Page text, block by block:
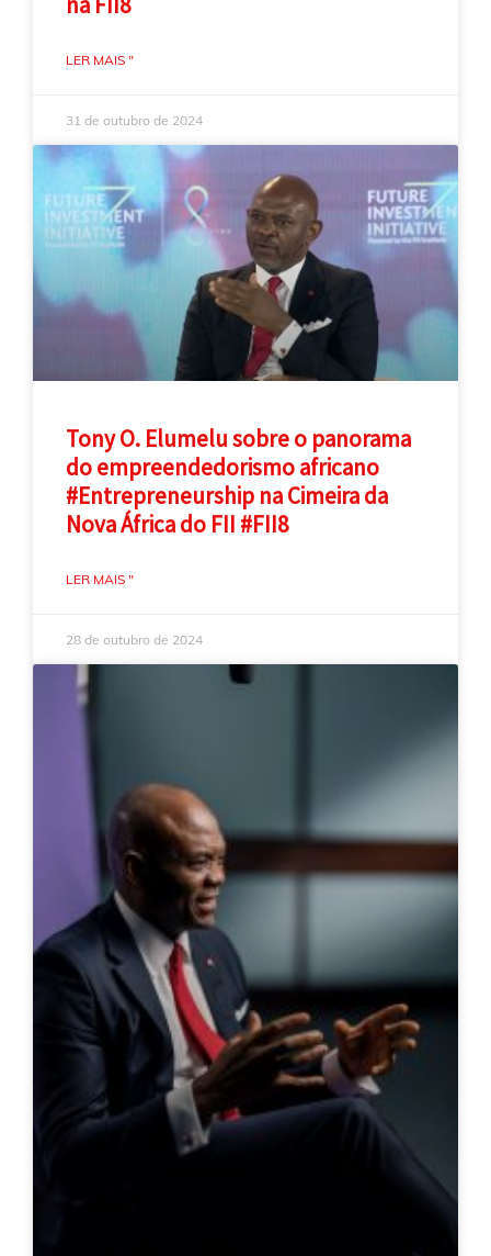
LER MAIS "
31 de outubro de 2024
Tony O. Elumelu sobre o panorama
do empreendedorismo africano
#Entrepreneurship na Cimeira da
Nova África do FII #FII8
LER MAIS "
28 de outubro de 2024